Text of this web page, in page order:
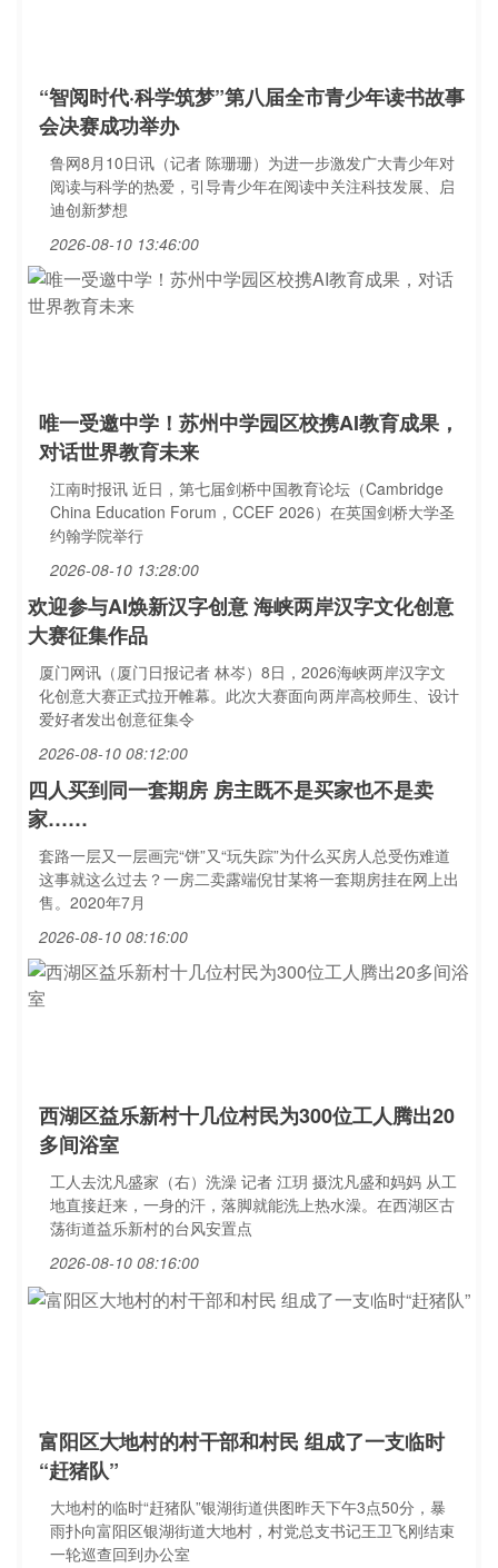
“智阅时代·科学筑梦”第八届全市青少年读书故事
会决赛成功举办
鲁网8月10日讯（记者 陈珊珊）为进一步激发广大青少年对
阅读与科学的热爱，引导青少年在阅读中关注科技发展、启
迪创新梦想
2026-08-10 13:46:00
唯一受邀中学！苏州中学园区校携AI教育成果，
对话世界教育未来
江南时报讯 近日，第七届剑桥中国教育论坛（Cambridge
China Education Forum，CCEF 2026）在英国剑桥大学圣
约翰学院举行
2026-08-10 13:28:00
欢迎参与AI焕新汉字创意 海峡两岸汉字文化创意
大赛征集作品
厦门网讯（厦门日报记者 林岑）8日，2026海峡两岸汉字文
化创意大赛正式拉开帷幕。此次大赛面向两岸高校师生、设计
爱好者发出创意征集令
2026-08-10 08:12:00
四人买到同一套期房 房主既不是买家也不是卖
家……
套路一层又一层画完“饼”又“玩失踪”为什么买房人总受伤难道
这事就这么过去？一房二卖露端倪甘某将一套期房挂在网上出
售。2020年7月
2026-08-10 08:16:00
西湖区益乐新村十几位村民为300位工人腾出20
多间浴室
工人去沈凡盛家（右）洗澡 记者 江玥 摄沈凡盛和妈妈 从工
地直接赶来，一身的汗，落脚就能洗上热水澡。在西湖区古
荡街道益乐新村的台风安置点
2026-08-10 08:16:00
富阳区大地村的村干部和村民 组成了一支临时
“赶猪队”
大地村的临时“赶猪队”银湖街道供图昨天下午3点50分，暴
雨扑向富阳区银湖街道大地村，村党总支书记王卫飞刚结束
一轮巡查回到办公室